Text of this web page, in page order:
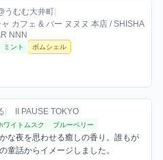
ムシェルミックスを見る
うむむ大井町 / お店シーシャ /
うむむ大井町
カフェ & バー ヌヌヌ 本店 / SHISHA
NNN
バー
ミント ボムシェル
クスを見る
/ お店シーシャ / 2026年5月23日
II PAUSE TOKYO
バー
ワイトムスク ブルーベリー
な夜を思わせる癒しの香り。誰もが
童話からイメージしました。